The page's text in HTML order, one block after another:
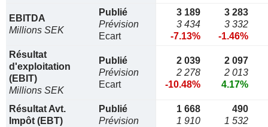
EBITDA
Millions SEK
Publié
Prévision
Ecart
3 189
3 434
-7.13%
3 283
3 332
-1.46%
Résultat
d'exploitation
(EBIT)
Millions SEK
Publié
Prévision
Ecart
2 039
2 278
-10.48%
2 097
2 013
4.17%
Résultat Avt.
Impôt (EBT)
Publié
Prévision
1 668
1 910
490
1 532